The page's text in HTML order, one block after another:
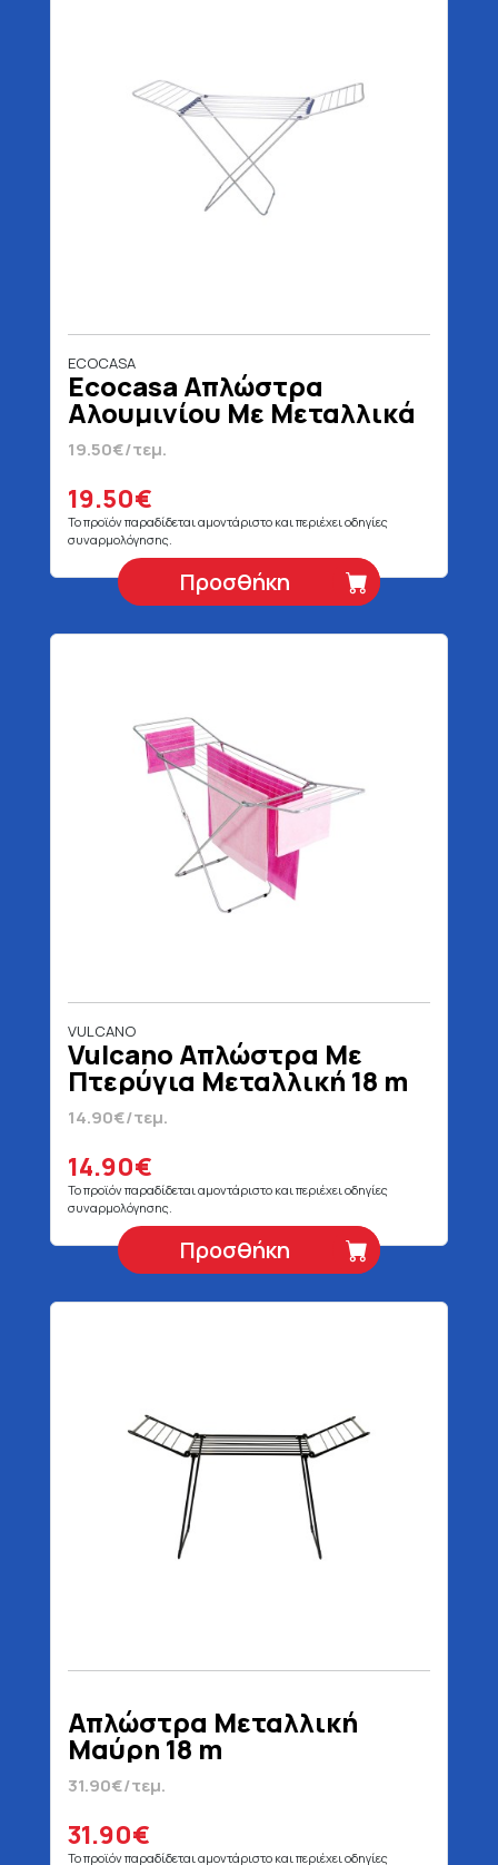
ECOCASA
Ecocasa Απλώστρα
Αλουμινίου Με Μεταλλικά
Πόδια 18 m
19.50€/τεμ.
19.50€
Το προϊόν παραδίδεται αμοντάριστο και περιέχει οδηγίες
συναρμολόγησης.
Προσθήκη
VULCANO
Vulcano Απλώστρα Με
Πτερύγια Μεταλλική 18 m
14.90€/τεμ.
14.90€
Το προϊόν παραδίδεται αμοντάριστο και περιέχει οδηγίες
συναρμολόγησης.
Προσθήκη
Απλώστρα Μεταλλική
Μαύρη 18 m
31.90€/τεμ.
31.90€
Το προϊόν παραδίδεται αμοντάριστο και περιέχει οδηγίες